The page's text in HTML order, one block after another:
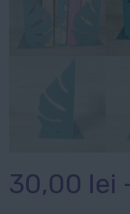
30,00 lei